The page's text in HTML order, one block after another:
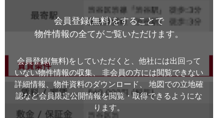
会員登録(無料)をすることで
物件情報の全てがご覧いただけます。
会員登録(無料)をしていただくと、他社には出回って
いない物件情報の収集、
非会員の方には閲覧できない
詳細情報、物件資料のダウンロード、
地図での立地確
認など会員限定公開情報を閲覧・取得できるようにな
ります。